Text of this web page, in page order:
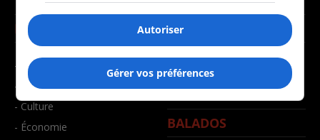
NOUVELLES
- Affaires municipales
- Communauté / Social
- Culture
- Économie
MUSIQUE
- Joué récemment
BALADOS
Autoriser
Gérer vos préférences